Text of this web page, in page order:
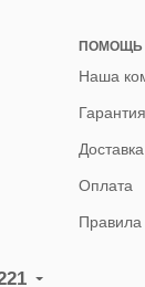
ПОМОЩЬ
Наша
Доставка
Оплата
Правила